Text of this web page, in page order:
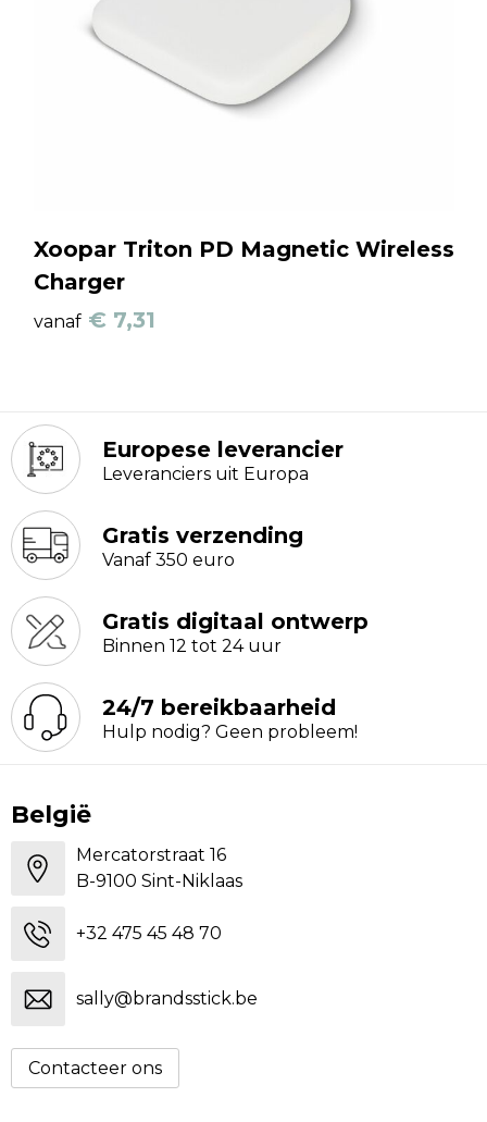
Xoopar Triton PD Magnetic Wireless
Charger
vanaf € 7,31
Europese leverancier
Leveranciers uit Europa
Gratis verzending
Vanaf 350 euro
Gratis digitaal ontwerp
Binnen 12 tot 24 uur
24/7 bereikbaarheid
Hulp nodig? Geen probleem!
België
Mercatorstraat 16
B-9100 Sint-Niklaas
+32 475 45 48 70
sally@brandsstick.be
Contacteer ons